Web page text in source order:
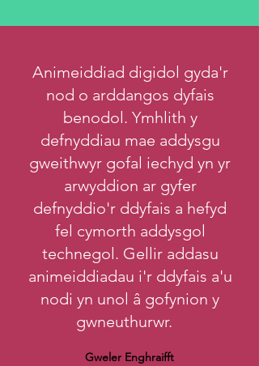
Animeiddiad digidol gyda'r
nod o arddangos dyfais
benodol. Ymhlith y
defnyddiau mae addysgu
gweithwyr gofal iechyd yn yr
arwyddion ar gyfer
defnyddio'r ddyfais a hefyd
fel cymorth addysgol
technegol. Gellir addasu
animeiddiadau i'r ddyfais a'u
nodi yn unol â gofynion y
gwneuthurwr.
Gweler Enghraifft